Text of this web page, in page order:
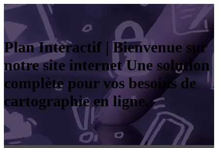
Plan Interactif | Bienvenue sur
notre site internet Une solution
complète pour vos besoins de
car­tograp­hie en ligne.